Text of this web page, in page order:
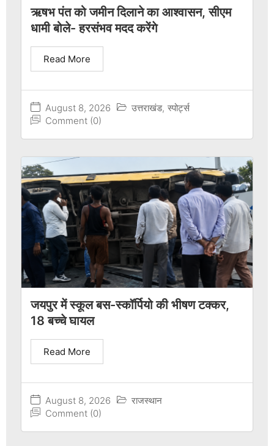
ऋषभ पंत को जमीन दिलाने का आश्वासन, सीएम
धामी बोले- हरसंभव मदद करेंगे
August 8, 2026 उत्तराखंड, स्पोर्ट्स
Comment (0)
Read More
जयपुर में स्कूल बस-स्कॉर्पियो की भीषण टक्कर,
18 बच्चे घायल
August 8, 2026
राजस्थान
Comment (0)
Read More